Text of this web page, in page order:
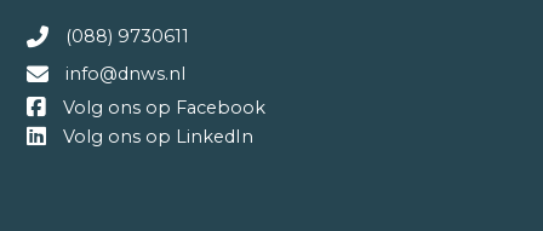
(088) 9730611
info@dnws.nl
Volg ons op Facebook
Volg ons op LinkedIn